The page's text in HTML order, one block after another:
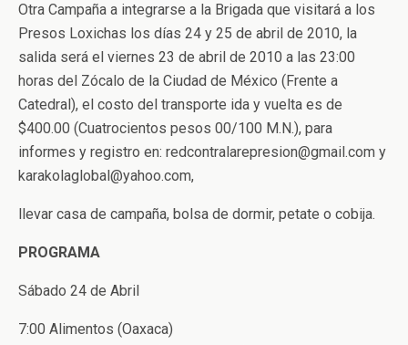
Otra Campaña a integrarse a la Brigada que visitará a los
Presos Loxichas los días 24 y 25 de abril de 2010, la
salida será el viernes 23 de abril de 2010 a las 23:00
horas del Zócalo de la Ciudad de México (Frente a
Catedral), el costo del transporte ida y vuelta es de
$400.00 (Cuatrocientos pesos 00/100 M.N.), para
informes y registro en: redcontralarepresion@gmail.com y
karakolaglobal@yahoo.com,
llevar casa de campaña, bolsa de dormir, petate o cobija.
PROGRAMA
Sábado 24 de Abril
7:00 Alimentos (Oaxaca)